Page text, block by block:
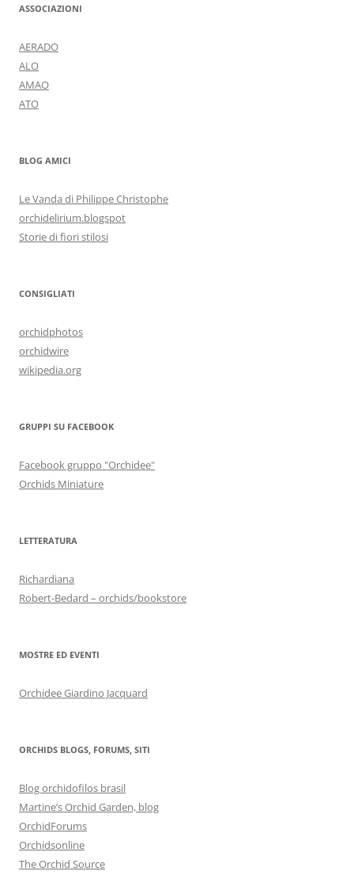
ASSOCIAZIONI
AERADO
ALO
AMAO
ATO
BLOG AMICI
Le Vanda di Philippe Christophe
orchidelirium.blogspot
Storie di fiori stilosi
CONSIGLIATI
orchidphotos
orchidwire
wikipedia.org
GRUPPI SU FACEBOOK
Facebook gruppo "Orchidee"
Orchids Miniature
LETTERATURA
Richardiana
Robert-Bedard – orchids/bookstore
MOSTRE ED EVENTI
Orchidee Giardino Jacquard
ORCHIDS BLOGS, FORUMS, SITI
Blog orchidofilos brasil
Martine’s Orchid Garden, blog
OrchidForums
Orchidsonline
The Orchid Source